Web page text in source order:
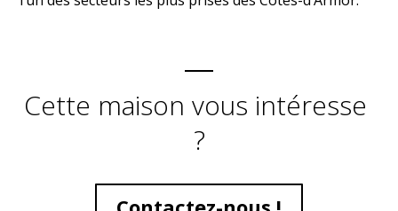
Cette maison vous intéresse
?